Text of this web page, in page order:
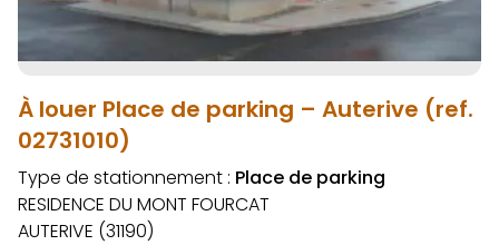
À louer Place de parking – Auterive (ref.
02731010)
Type de stationnement : Place de parking
RESIDENCE DU MONT FOURCAT
AUTERIVE (31190)